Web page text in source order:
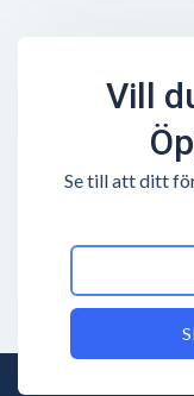
Vill
Se till att ditt